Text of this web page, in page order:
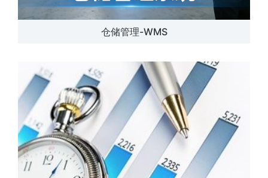
仓储管理-WMS